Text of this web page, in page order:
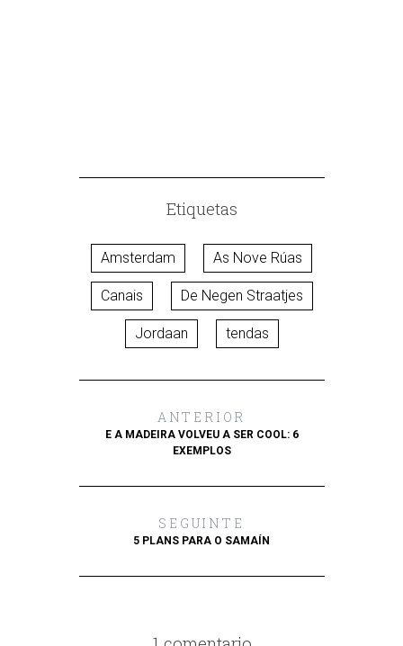
Etiquetas
Amsterdam As Nove Rúas
Canais De Negen Straatjes
Jordaan tendas
ANTERIOR
E A MADEIRA VOLVEU A SER COOL: 6
EXEMPLOS
SEGUINTE
5 PLANS PARA O SAMAÍN